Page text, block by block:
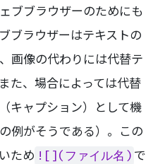
ブブラウザーのためにも
ブラウザーはテキストの
画像の代わりには代替テ
た、場合によっては代替
キャプション）として機
例がそうである）。この
ため ![](ファイル名) で